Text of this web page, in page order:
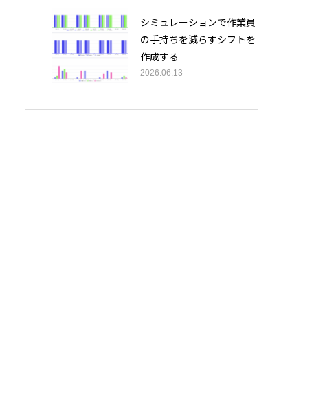
シミュレーションで作業員
の手持ちを減らすシフトを
作成する
2026.06.13